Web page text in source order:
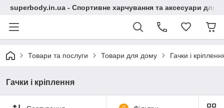
superbody.in.ua - Спортивне харчування та аксесуари для
Товари та послуги Товари для дому Гачки і
Гачки і кріплення